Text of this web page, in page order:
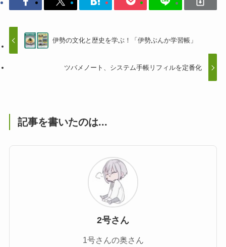
伊勢の文化と歴史を学ぶ！「伊勢ぶんか学習帳」
ツバメノート、システム手帳リフィルを定番化
記事を書いたのは...
2号さん
1号さんの奥さん